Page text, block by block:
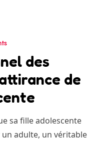
des
de
sa fille adolescente
adulte, un véritable